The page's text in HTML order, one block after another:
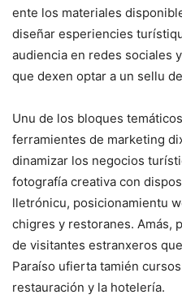
ente los materiales
diseñar esperiencies
audiencia en redes sociales
que dexen optar a un sellu
Unu de los bloques
ferramientes de marketing
dinamizar los negocios
fotografía creativa con
lletrónicu, posicionamientu
chigres y restoranes. Amás,
de visitantes estranxeros
Paraíso ufierta tamién
restauración y la hotelería.